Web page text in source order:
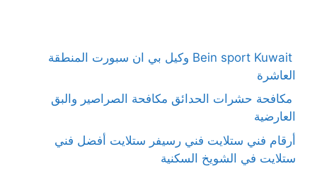
Bein sport Kuwait وكيل بي ان سبورت المنطقة
العاشرة
مكافحة حشرات الحدائق مكافحة الصراصير والبق
العارضية
أرقام فني ستلايت فني رسيفر ستلايت أفضل فني
ستلايت في الشويخ السكنية